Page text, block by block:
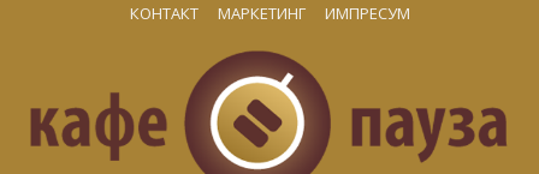
КОНТАКТ МАРКЕТИНГ ИМПРЕСУМ